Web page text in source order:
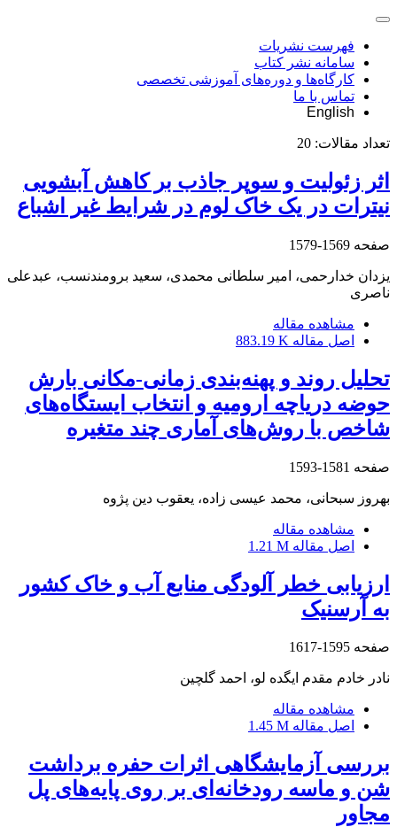
فهرست نشریات
سامانه نشر کتاب
کارگاه‌ها و دوره‌های آموزشی تخصصی
تماس با ما
English
تعداد مقالات: 20
اثر زئولیت و سوپر جاذب بر کاهش آبشویی
نیترات در یک خاک لوم در شرایط غیر اشباع
صفحه 1569-1579
یزدان خدارحمی، امیر سلطانی محمدی، سعید برومندنسب، عبدعلی
ناصری
مشاهده مقاله
اصل مقاله 883.19 K
تحلیل روند و پهنه‌بندی زمانی-مکانی بارش
حوضه دریاچه ارومیه و انتخاب ایستگاه‌های
شاخص با روش‌های آماری چند متغیره
صفحه 1581-1593
بهروز سبحانی، محمد عیسی زاده، یعقوب دین پژوه
مشاهده مقاله
اصل مقاله 1.21 M
ارزیابی خطر آلودگی منابع آب و خاک کشور
به آرسنیک
صفحه 1595-1617
نادر خادم مقدم ایگده لو، احمد گلچین
مشاهده مقاله
اصل مقاله 1.45 M
بررسی آزمایشگاهی اثرات حفره برداشت
شن و ماسه رودخانه‌ای بر روی پایه‌های پل
مجاور